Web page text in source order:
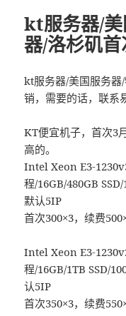
kt服务器/
器/洛杉矶
kt服务器/美国服务器
销，需要的话，联系
KT便宜机子，首次3
高的。
Intel Xeon E3-
程/16GB/480GB
默认5IP
首次300×3，续费
Intel Xeon E3-
程/16GB/1TB SSD/
认5IP
首次350×3，续费